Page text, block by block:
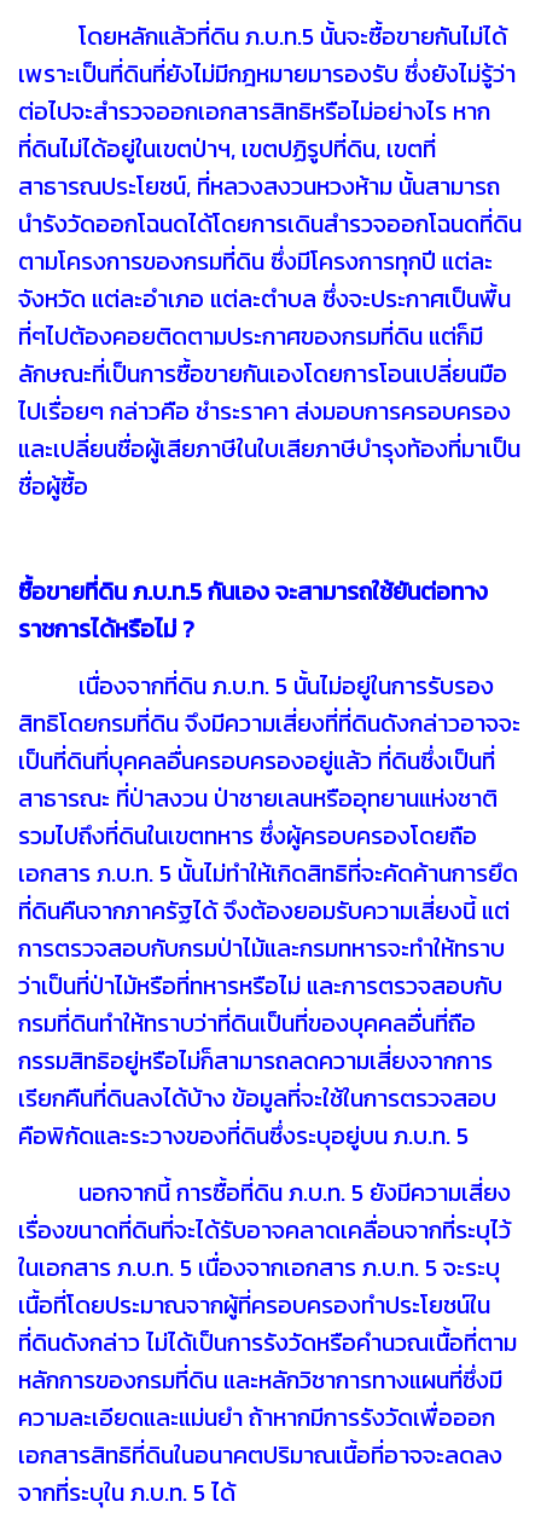
โดยหลักแล้วที่ดิน ภ.บ.ท.5 นั้นจะซื้อขายกันไม่ได้
เพราะเป็นที่ดินที่ยังไม่มีกฎหมายมารองรับ ซึ่งยังไม่รู้ว่า
ต่อไปจะสำรวจออกเอกสารสิทธิหรือไม่อย่างไร หาก
ที่ดินไม่ได้อยู่ในเขตป่าฯ, เขตปฏิรูปที่ดิน, เขตที่
สาธารณประโยชน์, ที่หลวงสงวนหวงห้าม นั้นสามารถ
นำรังวัดออกโฉนดได้โดยการเดินสำรวจออกโฉนดที่ดิน
ตามโครงการของกรมที่ดิน ซึ่งมีโครงการทุกปี แต่ละ
จังหวัด แต่ละอำเภอ แต่ละตำบล ซึ่งจะประกาศเป็นพื้น
ที่ๆไปต้องคอยติดตามประกาศของกรมที่ดิน แต่ก็มี
ลักษณะที่เป็นการซื้อขายกันเองโดยการโอนเปลี่ยนมือ
ไปเรื่อยๆ กล่าวคือ ชำระราคา ส่งมอบการครอบครอง
และเปลี่ยนชื่อผู้เสียภาษีในใบเสียภาษีบำรุงท้องที่มาเป็น
ชื่อผู้ซื้อ
ซื้อขายที่ดิน ภ.บ.ท.5 กันเอง จะสามารถใช้ยันต่อทาง
ราชการได้หรือไม่ ?
เนื่องจากที่ดิน ภ.บ.ท. 5 นั้นไม่อยู่ในการรับรอง
สิทธิโดยกรมที่ดิน จึงมีความเสี่ยงที่ที่ดินดังกล่าวอาจจะ
เป็นที่ดินที่บุคคลอื่นครอบครองอยู่แล้ว ที่ดินซึ่งเป็นที่
สาธารณะ ที่ป่าสงวน ป่าชายเลนหรืออุทยานแห่งชาติ
รวมไปถึงที่ดินในเขตทหาร ซึ่งผู้ครอบครองโดยถือ
เอกสาร ภ.บ.ท. 5 นั้นไม่ทำให้เกิดสิทธิที่จะคัดค้านการยึด
ที่ดินคืนจากภาครัฐได้ จึงต้องยอมรับความเสี่ยงนี้ แต่
การตรวจสอบกับกรมป่าไม้และกรมทหารจะทำให้ทราบ
ว่าเป็นที่ป่าไม้หรือที่ทหารหรือไม่ และการตรวจสอบกับ
กรมที่ดินทำให้ทราบว่าที่ดินเป็นที่ของบุคคลอื่นที่ถือ
กรรมสิทธิอยู่หรือไม่ก็สามารถลดความเสี่ยงจากการ
เรียกคืนที่ดินลงได้บ้าง ข้อมูลที่จะใช้ในการตรวจสอบ
คือพิกัดและระวางของที่ดินซึ่งระบุอยู่บน ภ.บ.ท. 5
นอกจากนี้ การซื้อที่ดิน ภ.บ.ท. 5 ยังมีความเสี่ยง
เรื่องขนาดที่ดินที่จะได้รับอาจคลาดเคลื่อนจากที่ระบุไว้
ในเอกสาร ภ.บ.ท. 5 เนื่องจากเอกสาร ภ.บ.ท. 5 จะระบุ
เนื้อที่โดยประมาณจากผู้ที่ครอบครองทำประโยชน์ใน
ที่ดินดังกล่าว ไม่ได้เป็นการรังวัดหรือคำนวณเนื้อที่ตาม
หลักการของกรมที่ดิน และหลักวิชาการทางแผนที่ซึ่งมี
ความละเอียดและแม่นยำ ถ้าหากมีการรังวัดเพื่อออก
เอกสารสิทธิที่ดินในอนาคตปริมาณเนื้อที่อาจจะลดลง
จากที่ระบุใน ภ.บ.ท. 5 ได้